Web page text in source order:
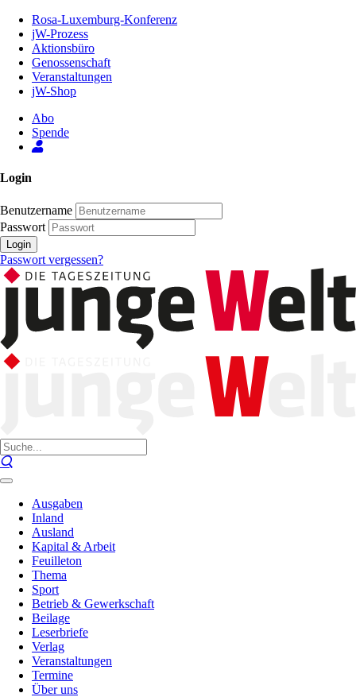
Inhalt
Seite
Rosa-Luxemburg-Konferenz
jW-Prozess
Aktionsbüro
Genossenschaft
Veranstaltungen
jW-Shop
Abo
Spende
Login
Benutzername
Passwort
Login
Passwort vergessen?
Ausgaben
Inland
Ausland
Kapital & Arbeit
Feuilleton
Thema
Sport
Betrieb & Gewerkschaft
Beilage
Leserbriefe
Verlag
Veranstaltungen
Termine
Über uns